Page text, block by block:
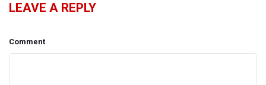
LEAVE A REPLY
Comment